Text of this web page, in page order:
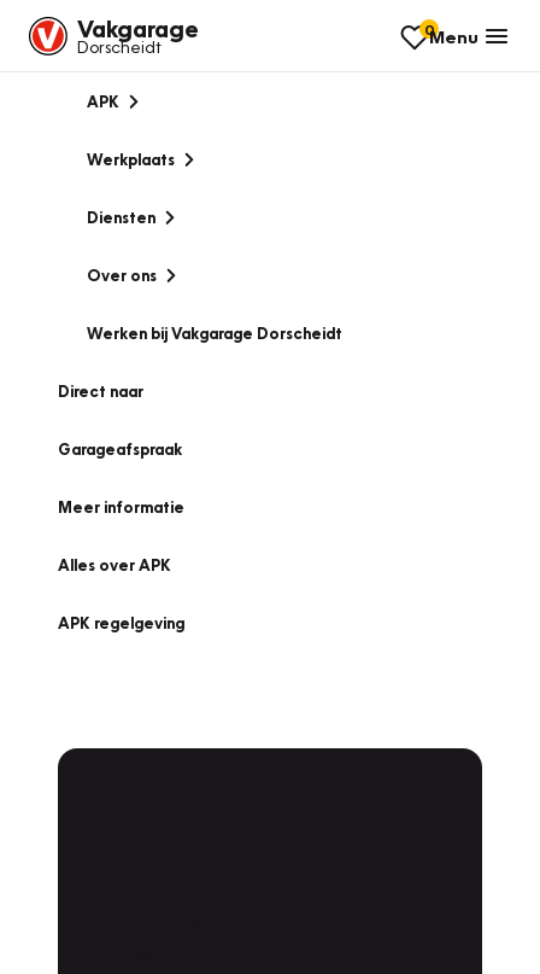
Vakgarage
Dorscheidt
0Menu
APK
Werkplaats
Diensten
Over ons
Werken bij Vakgarage Dorscheidt
Direct naar
Garageafspraak
Meer informatie
Alles over APK
APK regelgeving